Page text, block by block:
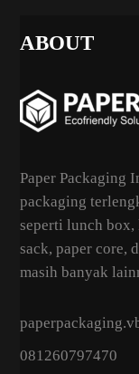
ABOUT
Paper Packaging
packaging
seperti lunch box,
sack, paper core,
masih banyak
081260797470